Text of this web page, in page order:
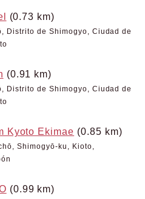
(0.73 km)
Distrito de Shimogyo, Ciudad de
(0.91 km)
Distrito de Shimogyo, Ciudad de
Kyoto Ekimae (0.85 km)
Shimogyō-ku, Kioto,
(0.99 km)